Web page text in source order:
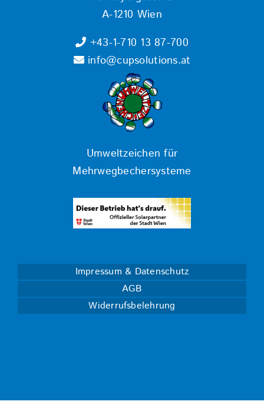
A-1210 Wien
+43-1-710 13 87-700
info@cupsolutions.at
Umweltzeichen für
Mehrwegbechersysteme
Impressum & Datenschutz
AGB
Widerrufsbelehrung